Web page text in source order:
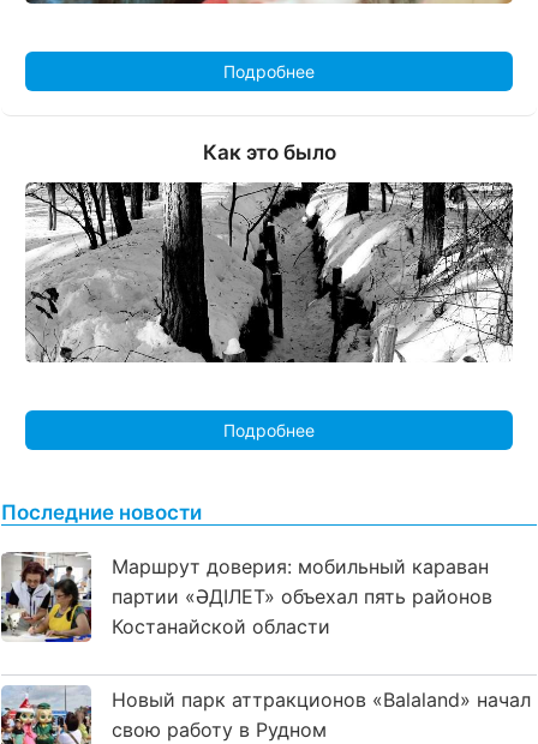
Подробнее
Как это было
Подробнее
Последние новости
Маршрут доверия: мобильный караван
партии «ӘДІЛЕТ» объехал пять районов
Костанайской области
Новый парк аттракционов «Balaland» начал
свою работу в Рудном